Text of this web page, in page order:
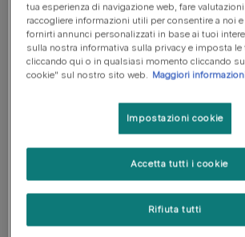
I nostri obiettivi per
Il cambiamento climatico e la perdita di
le sfide ambientali più importanti della
I sistemi agroalimentari contribuiscono
deforestazione globale e sono anche
biodiversità.Scopri di più.
Ci impegniamo a contribuire per
biodiversità nella nostra catena di
tua esperienza di navigazione web, fare
raccogliere informazioni utili per consentire a noi
fornirti annunci personalizzati in base ai tuoi
sulla nostra informativa sulla privacy e imposta le
cliccando qui o in qualsiasi momento cliccando
cookie" sul nostro sito web. Maggiori
Impostazioni cookie
Rifiuta tutti
Accetta tutti i cookie